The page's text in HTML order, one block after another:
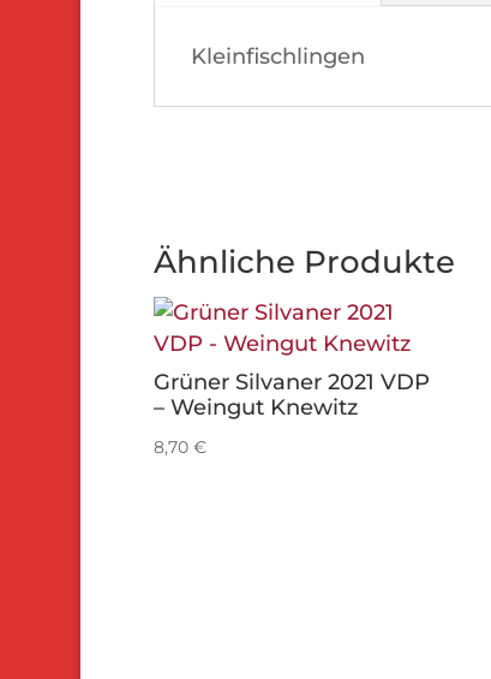
Kleinfischlingen
Ähnliche Produkte
Grüner Silvaner 2021 VDP
– Weingut Knewitz
8,70 €